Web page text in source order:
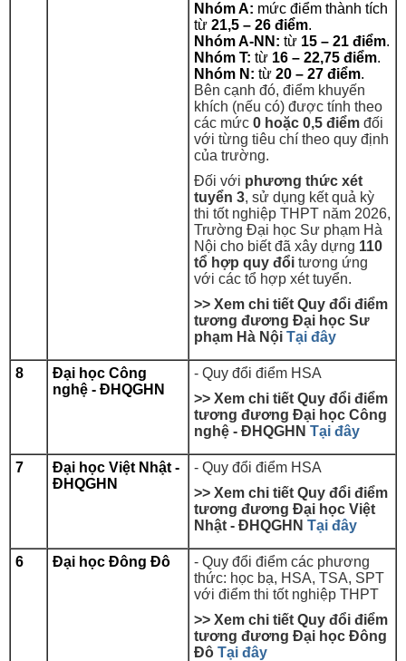
Nhóm A: mức điểm thành tích
từ 21,5 – 26 điểm.
Nhóm A-NN: từ 15 – 21 điểm.
Nhóm T: từ 16 – 22,75 điểm.
Nhóm N: từ 20 – 27 điểm.
Bên cạnh đó, điểm khuyến
khích (nếu có) được tính theo
các mức 0 hoặc 0,5 điểm đối
với từng tiêu chí theo quy định
của trường.
Đối với phương thức xét
tuyển 3, sử dụng kết quả kỳ
thi tốt nghiệp THPT năm 2026,
Trường Đại học Sư phạm Hà
Nội cho biết đã xây dựng 110
tổ hợp quy đổi tương ứng
với các tổ hợp xét tuyển.
>> Xem chi tiết Quy đổi điểm
tương đương Đại học Sư
phạm Hà Nội Tại đây
8
Đại học Công
nghệ - ĐHQGHN
- Quy đổi điểm HSA
>> Xem chi tiết Quy đổi điểm
tương đương Đại học Công
nghệ - ĐHQGHN Tại đây
7
Đại học Việt Nhật -
ĐHQGHN
- Quy đổi điểm HSA
>> Xem chi tiết Quy đổi điểm
tương đương Đại học Việt
Nhật - ĐHQGHN Tại đây
6 Đại học Đông Đô - Quy đổi điểm các phương
thức: học bạ, HSA, TSA, SPT
với điểm thi tốt nghiệp THPT
>> Xem chi tiết Quy đổi điểm
tương đương Đại học Đông
Đô Tại đây